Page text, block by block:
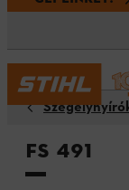
FS 491